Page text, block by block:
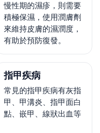
慢性期的濕疹，則需要
積極保濕，使用潤膚劑
來維持皮膚的濕潤度，
有助於預防復發。
指甲疾病
常見的指甲疾病有灰指
甲、甲溝炎、指甲面白
點、嵌甲、線狀出血等